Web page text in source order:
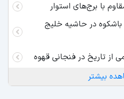
با برج‌های استوار
باشکوه در حاشیه خلیج
از تاریخ در فنجانی قهوه‌
امروز و آب انبار دیروز
بیشتر